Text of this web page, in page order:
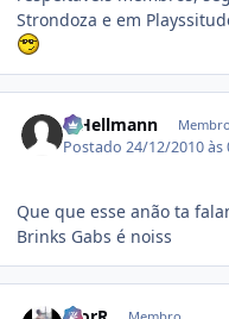
Strondoza e em
R.Hellmann Membro
Postado24/12/2010 às
Que que esse anão ta
Brinks Gabs é noiss